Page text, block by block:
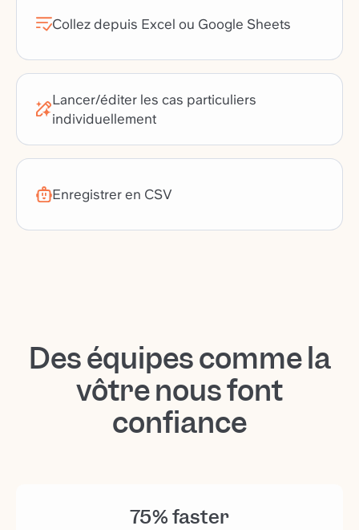
Collez depuis Excel ou Google Sheets
Lancer/éditer les cas particuliers
individuellement
Enregistrer en CSV
Des équipes comme la
vôtre nous font
confiance
75% faster